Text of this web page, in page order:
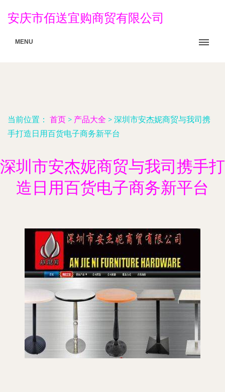
安庆市佰送宜购商贸有限公司
MENU
当前位置： 首页 > 产品大全 > 深圳市安杰妮商贸与我司携
手打造日用百货电子商务新平台
深圳市安杰妮商贸与我司携手打
造日用百货电子商务新平台